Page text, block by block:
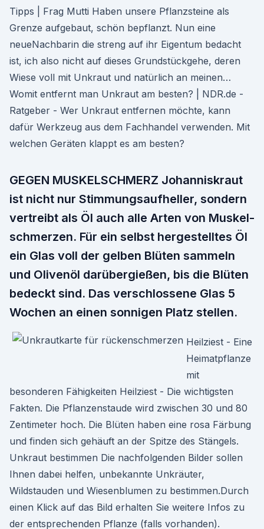
Tipps | Frag Mutti Haben unsere Pflanzsteine als
Grenze aufgebaut, schön bepflanzt. Nun eine
neueNachbarin die streng auf ihr Eigentum bedacht
ist, ich also nicht auf dieses Grundstückgehe, deren
Wiese voll mit Unkraut und natürlich an meinen…
Womit entfernt man Unkraut am besten? | NDR.de -
Ratgeber - Wer Unkraut entfernen möchte, kann
dafür Werkzeug aus dem Fachhandel verwenden. Mit
welchen Geräten klappt es am besten?
GEGEN MUSKELSCHMERZ Johanniskraut
ist nicht nur Stimmungsaufheller, sondern
vertreibt als Öl auch alle Arten von Muskel­
schmerzen. Für ein selbst hergestelltes Öl
ein Glas voll der gelben Blüten sammeln
und Olivenöl darüber­gießen, bis die Blüten
bedeckt sind. Das verschlossene Glas 5
Wochen an einen sonnigen Platz stellen.
Heilziest - Eine
Heimatpflanze
mit
besonderen Fähigkeiten Heilziest - Die wichtigsten
Fakten. Die Pflanzenstaude wird zwischen 30 und 80
Zentimeter hoch. Die Blüten haben eine rosa Färbung
und finden sich gehäuft an der Spitze des Stängels.
Unkraut bestimmen Die nachfolgenden Bilder sollen
Ihnen dabei helfen, unbekannte Unkräuter,
Wildstauden und Wiesenblumen zu bestimmen.Durch
einen Klick auf das Bild erhalten Sie weitere Infos zu
der entsprechenden Pflanze (falls vorhanden).